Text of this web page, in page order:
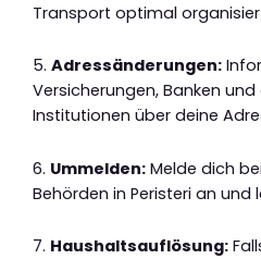
Transport optimal
5. Adressänderungen:
Versicherungen, Banken
Institutionen über deine
6. Ummelden: Melde dich
Behörden in Peristeri an und
7. Haushaltsauflösung: